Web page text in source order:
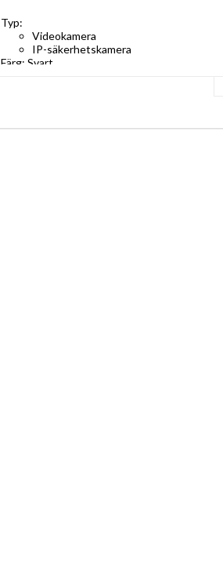
Typ:
Videokamera
IP-säkerhetskamera
Färg: Svart
Upplösning (px): 3840 x 2160 px